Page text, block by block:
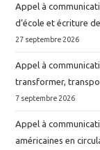
Appel à
d’école et écriture
27 septembre 2026
Appel à
transformer,
7 septembre 2026
Appel à
américaines en